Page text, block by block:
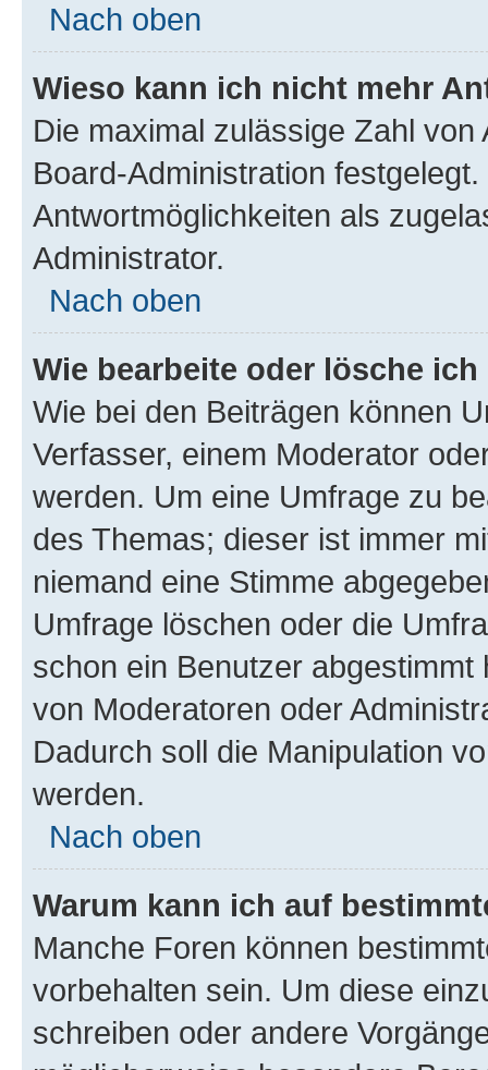
Nach oben
Wieso kann ich nicht mehr
Die maximal zulässige Zahl
Board-Administration
Antwortmöglichkeiten als
Administrator.
Nach oben
Wie bearbeite oder lösche
Wie bei den Beiträgen können
Verfasser, einem Moderator
werden. Um eine Umfrage zu
des Themas; dieser ist immer
niemand eine Stimme
Umfrage löschen oder die
schon ein Benutzer
von Moderatoren oder
Dadurch soll die Manipulation
werden.
Nach oben
Warum kann ich auf
Manche Foren können
vorbehalten sein. Um diese
schreiben oder andere